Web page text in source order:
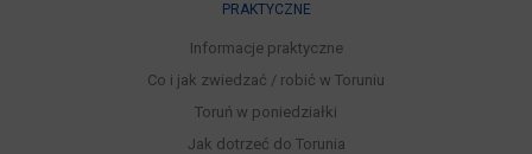
PRAKTYCZNE
Informacje praktyczne
Co i jak zwiedzać / robić w Toruniu
Toruń w poniedziałki
Jak dotrzeć do Torunia